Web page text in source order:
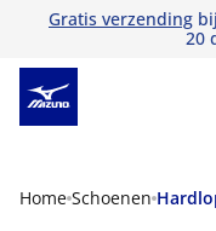
Gratis verzending
20
Home Schoenen